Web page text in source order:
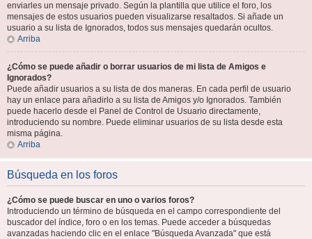
enviarles un mensaje privado. Según la plantilla que utilice el foro, los
mensajes de estos usuarios pueden visualizarse resaltados. Si añade un
usuario a su lista de Ignorados, todos sus mensajes quedarán ocultos.
Arriba
¿Cómo se puede añadir o borrar usuarios de mi lista de Amigos e
Ignorados?
Puede añadir usuarios a su lista de dos maneras. En cada perfil de usuario
hay un enlace para añadirlo a su lista de Amigos y/o Ignorados. También
puede hacerlo desde el Panel de Control de Usuario directamente,
introduciendo su nombre. Puede eliminar usuarios de su lista desde esta
misma página.
Arriba
Búsqueda en los foros
¿Cómo se puede buscar en uno o varios foros?
Introduciendo un término de búsqueda en el campo correspondiente del
buscador del índice, foro o en los temas. Puede acceder a búsquedas
avanzadas haciendo clic en el enlace "Búsqueda Avanzada" que está